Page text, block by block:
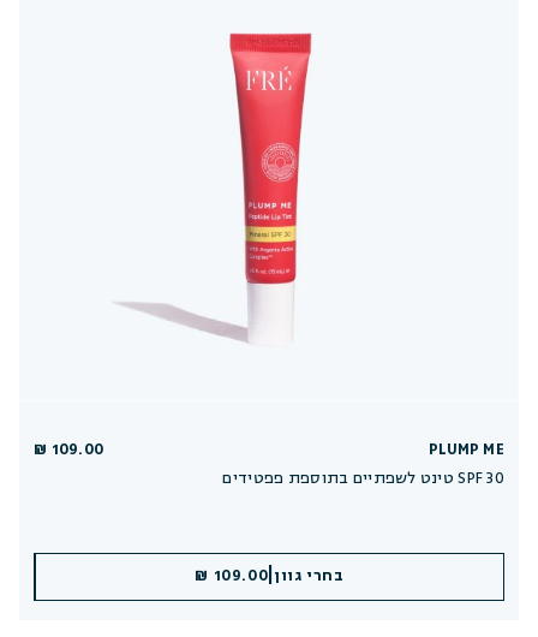
PLUMP ME
טינט לשפתיים בתוספת פפטידים SPF 30
109.00 ₪
בחרי גוון 109.00 ₪הוספה לסל|
109.00 ₪